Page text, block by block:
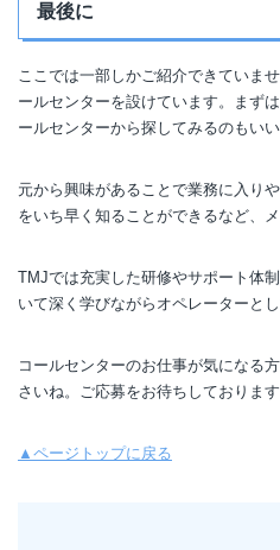
最後に
ここでは一部しかご紹介できていま
ールセンターを設けています。まず
ールセンターから探してみるのもいい
元から興味があることで業務に入り
をいち早く知ることができるなど、
TMJでは充実した研修やサポート体
いて深く学びながらオペレーターと
コールセンターのお仕事が気になる
さいね。ご応募をお待ちしております
▲ページトップに戻る